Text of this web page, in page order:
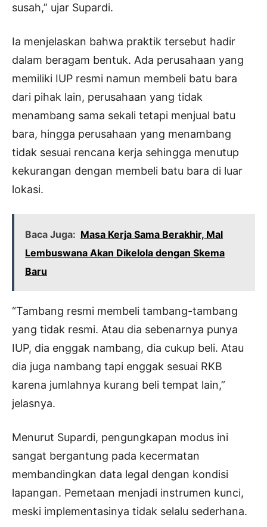
susah,” ujar Supardi.
Ia menjelaskan bahwa praktik tersebut hadir
dalam beragam bentuk. Ada perusahaan yang
memiliki IUP resmi namun membeli batu bara
dari pihak lain, perusahaan yang tidak
menambang sama sekali tetapi menjual batu
bara, hingga perusahaan yang menambang
tidak sesuai rencana kerja sehingga menutup
kekurangan dengan membeli batu bara di luar
lokasi.
Baca Juga: Masa Kerja Sama Berakhir, Mal
Lembuswana Akan Dikelola dengan Skema
Baru
“Tambang resmi membeli tambang-tambang
yang tidak resmi. Atau dia sebenarnya punya
IUP, dia enggak nambang, dia cukup beli. Atau
dia juga nambang tapi enggak sesuai RKB
karena jumlahnya kurang beli tempat lain,”
jelasnya.
Menurut Supardi, pengungkapan modus ini
sangat bergantung pada kecermatan
membandingkan data legal dengan kondisi
lapangan. Pemetaan menjadi instrumen kunci,
meski implementasinya tidak selalu sederhana.